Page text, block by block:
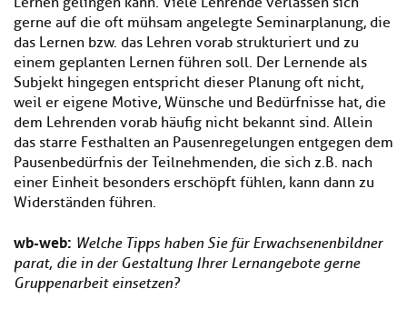
gerne auf die oft mühsam angelegte Seminarplanung, die
das Lernen bzw. das Lehren vorab strukturiert und zu
einem geplanten Lernen führen soll. Der Lernende als
Subjekt hingegen entspricht dieser Planung oft nicht,
weil er eigene Motive, Wünsche und Bedürfnisse hat, die
dem Lehrenden vorab häufig nicht bekannt sind. Allein
das starre Festhalten an Pausenregelungen entgegen dem
Pausenbedürfnis der Teilnehmenden, die sich z. B. nach
einer Einheit besonders erschöpft fühlen, kann dann zu
Widerständen führen.
wb-web: Welche Tipps haben Sie für Erwachsenenbildner
parat, die in der Gestaltung Ihrer Lernangebote gerne
Gruppenarbeit einsetzen?